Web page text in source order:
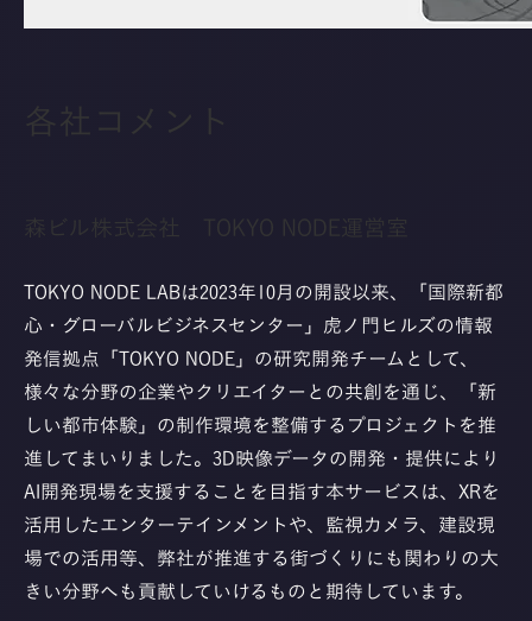
各社コメント
森ビル株式会社 TOKYO NODE運営室
TOKYO NODE LABは2023年10月の開設以来、「国際新都
心・グローバルビジネスセンター」虎ノ門ヒルズの情報
発信拠点「TOKYO NODE」の研究開発チームとして、
様々な分野の企業やクリエイターとの共創を通じ、「新
しい都市体験」の制作環境を整備するプロジェクトを推
進してまいりました。3D映像データの開発・提供により
AI開発現場を支援することを目指す本サービスは、XRを
活用したエンターテインメントや、監視カメラ、建設現
場での活用等、弊社が推進する街づくりにも関わりの大
きい分野へも貢献していけるものと期待しています。